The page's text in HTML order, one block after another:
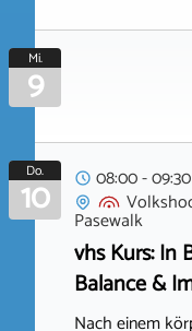
Mi.
9
Do.
10
08:00 -
Pasewalk
vhs Kurs: In
Balance &
Nach einem